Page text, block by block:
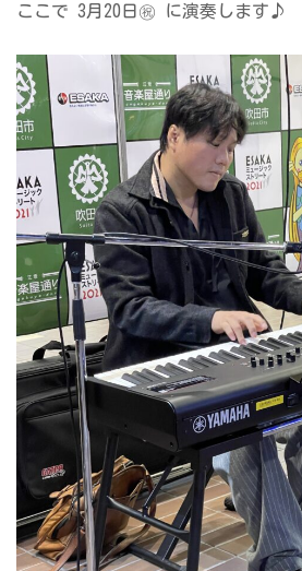
ここで 3月20日㊗ に演奏します♪